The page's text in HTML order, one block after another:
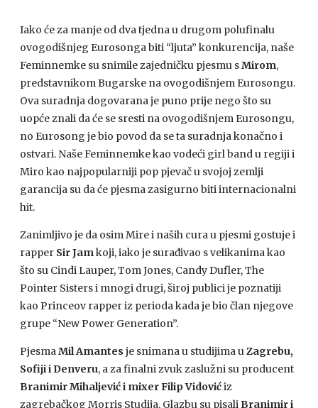
Iako će za manje od dva tjedna u drugom polufinalu
ovogodišnjeg Eurosonga biti “ljuta” konkurencija, naše
Feminnemke su snimile zajedničku pjesmu sMirom,
predstavnikom Bugarske na ovogodišnjem Eurosongu.
Ova suradnja dogovarana je puno prije nego što su
uopće znali da će se sresti na ovogodišnjem Eurosongu,
no Eurosong je bio povod da se ta suradnja konačno i
ostvari. Naše Feminnemke kao vodeći girl band u regiji i
Miro kao najpopularniji pop pjevač u svojoj zemlji
garancija su da će pjesma zasigurno biti internacionalni
hit.
Zanimljivo je da osim Mire i naših cura u pjesmi gostuje i
rapper Sir Jamkoji, iako je surađivao s velikanima kao
što su Cindi Lauper, Tom Jones, Candy Dufler, The
Pointer Sisters i mnogi drugi, široj publici je poznatiji
kao Princeov rapper iz perioda kada je bio član njegove
grupe “New Power Generation”.
PjesmaMil Amantes je snimana u studijima uZagrebu,
Sofiji i Denveru, a za finalni zvuk zaslužni su producent
Branimir Mihaljević i mixer Filip Vidovićiz
zagrebačkog Morris Studija. Glazbu su pisaliBranimir i